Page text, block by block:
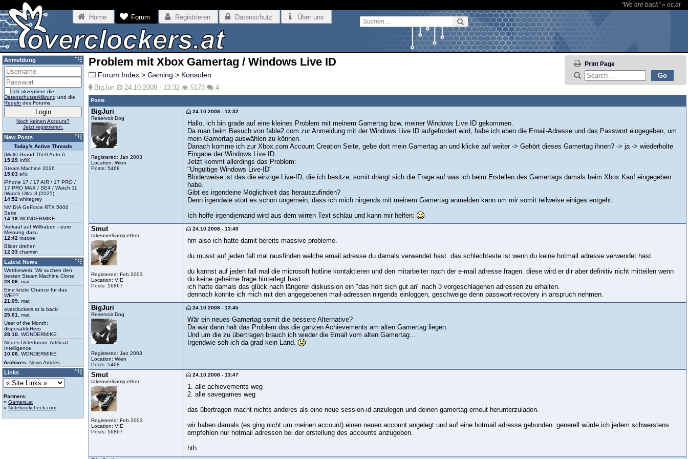
"We are back"« oc.at
Home Forum Registrieren Datenschutz Über uns
Problem mit Xbox Gamertag / Windows Live ID Print Page
Forum Index > Gaming > Konsolen
BigJuri 24.10.2008 - 13:32 5178 4
Posts
BigJuri
Reservoir Dog
Registered: Jan 2003
Location: Wien
Posts: 5468
24.10.2008 - 13:32
Hallo, ich bin grade auf eine kleines Problem mit meinem Gamertag bzw. meiner Windows Live ID gekommen.
Da man beim Besuch von fable2.com zur Anmeldung mit der Windows Live ID aufgefordert wird, habe ich eben die Email-Adresse und das Passwort eingegeben, um
mein Gamertag auswählen zu können.
Danach komme ich zur Xbox.com Account Creation Seite, gebe dort mein Gamertag an und klicke auf weiter -> Gehört dieses Gamertag ihnen? -> ja -> wiederholte
Eingabe der Windows Live ID.
Jetzt kommt allerdings das Problem:
"Ungültige Windows Live-ID"
Blöderweise ist das die einzige Live-ID, die ich besitze, somit drängt sich die Frage auf was ich beim Erstellen des Gamertags damals beim Xbox Kauf eingegeben
habe.
Gibt es irgendeine Möglichkeit das herauszufinden?
Denn irgendwie stört es schon ungemein, dass ich mich nirgends mit meinem Gamertag anmelden kann um mir somit teilweise einiges entgeht.
Ich hoffe irgendjemand wird aus dem wirren Text schlau und kann mir helfen:
Smut
takeover&amp;ether
Registered: Feb 2003
Location: VIE
Posts: 16867
24.10.2008 - 13:40
hm also ich hatte damit bereits massive probleme.
du musst auf jeden fall mal rausfinden welche email adresse du damals verwendet hast. das schlechteste ist wenn du keine hotmail adresse verwendet hast.
du kannst auf jeden fall mal die microsoft hotline kontaktieren und den mitarbeiter nach der e-mail adresse fragen. diese wird er dir aber definitiv nicht mitteilen wenn
du keine geheime frage hinterlegt hast.
ich hatte damals das glück nach längerer diskussion ein "das hört sich gut an" nach 3 vorgeschlagenen adressen zu erhalten.
dennoch konnte ich mich mit den angegebenen mail-adressen nirgends einloggen, geschweige denn passwort-recovery in anspruch nehmen.
BigJuri
Reservoir Dog
Registered: Jan 2003
Location: Wien
Posts: 5468
24.10.2008 - 13:45
Wär ein neues Gamertag somit die bessere Alternative?
Da wär dann halt das Problem das die ganzen Achievements am alten Gamertag liegen.
Und um die zu übertragen brauch ich wieder die Email vom alten Gamertag...
Irgendwie seh ich da grad kein Land.
Smut
takeover&amp;ether
Registered: Feb 2003
Location: VIE
Posts: 16867
24.10.2008 - 13:47
1. alle achievements weg
2. alle savegames weg
das übertragen macht nichts anderes als eine neue session-id anzulegen und deinen gamertag erneut herunterzuladen.
wir haben damals (es ging nicht um meinen account) einen neuen account angelegt und auf eine hotmail adresse gebunden. generell würde ich jedem schwerstens
empfehlen nur hotmail adressen bei der erstellung des accounts anzugeben.
hth
Anmeldung
Ich akzeptiere die
Datenschutzerklärung und die
Regeln des Forums.
Noch keinen Account?
Jetzt registrieren.
New Posts
Today's Active Threads
[Multi] Grand Theft Auto 6
15:29 InfiX
Steam Machine 2026
15:03 s4c
iPhone 17 / 17 AIR / 17 PRO /
17 PRO MAX / SE4 / Watch 11
/Watch Ultra 3 (2025)
14:52 whitegrey
NVIDIA GeForce RTX 5000
Serie
14:18 WONDERMIKE
Verkauf auf Willhaben - eure
Meinung dazu
12:42 roscoe
Bilder drehen
12:33 charmin
Latest News
Wettbewerb: Wir suchen den
besten Steam Machine Clone
28.06. mat
Eine letzte Chance für das
WEP?
21.09. mat
overclockers.at is back!
25.01.
mat
User of the Month:
disposableHero
28.10. WONDERMIKE
Neues Unterforum: Artificial
Intelligence
10.08. WONDERMIKE
Archives: NewsArticles
Links
Partners:
» Gamers.at
» Notebookcheck.com